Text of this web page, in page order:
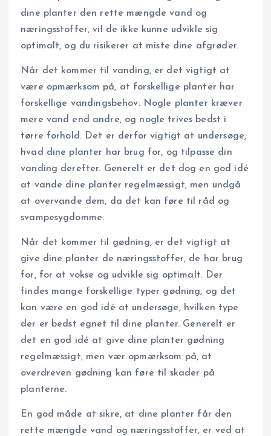
dine planter den rette mængde vand og
næringsstoffer, vil de ikke kunne udvikle sig
optimalt, og du risikerer at miste dine afgrøder.
Når det kommer til vanding, er det vigtigt at
være opmærksom på, at forskellige planter har
forskellige vandingsbehov. Nogle planter kræver
mere vand end andre, og nogle trives bedst i
tørre forhold. Det er derfor vigtigt at undersøge,
hvad dine planter har brug for, og tilpasse din
vanding derefter. Generelt er det dog en god idé
at vande dine planter regelmæssigt, men undgå
at overvande dem, da det kan føre til råd og
svampesygdomme.
Når det kommer til gødning, er det vigtigt at
give dine planter de næringsstoffer, de har brug
for, for at vokse og udvikle sig optimalt. Der
findes mange forskellige typer gødning, og det
kan være en god idé at undersøge, hvilken type
der er bedst egnet til dine planter. Generelt er
det en god idé at give dine planter gødning
regelmæssigt, men vær opmærksom på, at
overdreven gødning kan føre til skader på
planterne.
En god måde at sikre, at dine planter får den
rette mængde vand og næringsstoffer, er ved at